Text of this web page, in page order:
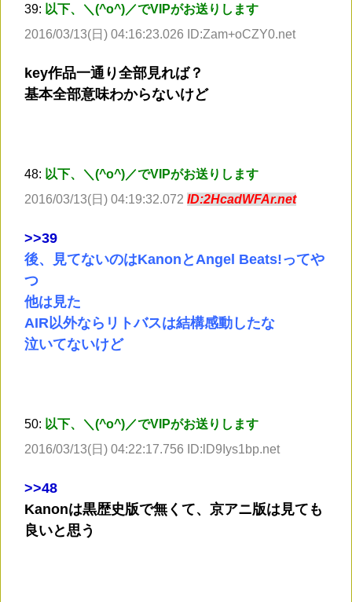
39: 以下、＼(^o^)／でVIPがお送りします
2016/03/13(日) 04:16:23.026 ID:Zam+oCZY0.net
key作品一通り全部見れば？
基本全部意味わからないけど
48: 以下、＼(^o^)／でVIPがお送りします
2016/03/13(日) 04:19:32.072 ID:2HcadWFAr.net
>>39
後、見てないのはKanonとAngel Beats!ってや
つ
他は見た
AIR以外ならリトバスは結構感動したな
泣いてないけど
50: 以下、＼(^o^)／でVIPがお送りします
2016/03/13(日) 04:22:17.756 ID:lD9Iys1bp.net
>>48
Kanonは黒歴史版で無くて、京アニ版は見ても
良いと思う